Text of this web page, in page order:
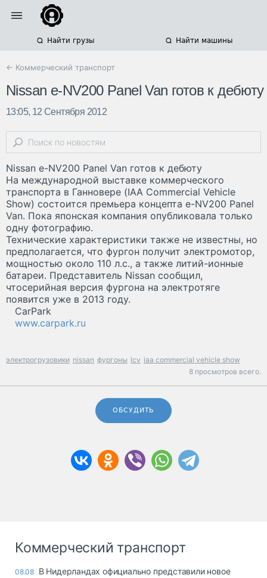
Найти грузы Найти машины
← Коммерческий транспорт
Nissan e-NV200 Panel Van готов к дебюту
13:05, 12 Сентября 2012
Nissan e-NV200 Panel Van готов к дебюту
На международной выставке коммерческого
транспорта в Ганновере (IAA Commercial Vehicle
Show) состоится премьера концепта e-NV200 Panel
Van. Пока японская компания опубликовала только
одну фотографию.
Технические характеристики также не известны, но
предполагается, что фургон получит электромотор,
мощностью около 110 л.с., а также литий-ионные
батареи. Представитель Nissan сообщил,
чтосерийная версия фургона на электротяге
появится уже в 2013 году.
CarPark
www.carpark.ru
электрогрузовики nissan фургоны lcv iaa commercial vehicle show
8 просмотров всего.
ОБСУДИТЬ
Коммерческий транспорт
08.08 В Нидерландах официально представили новое